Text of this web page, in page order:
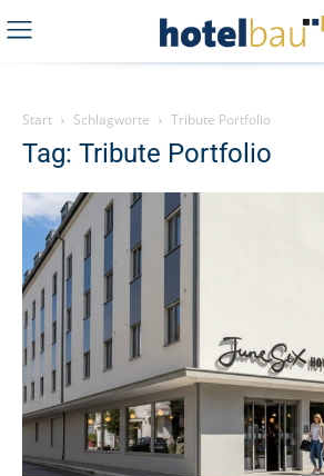
Start Schlagworte Tribute Portfolio
Tag: Tribute Portfolio